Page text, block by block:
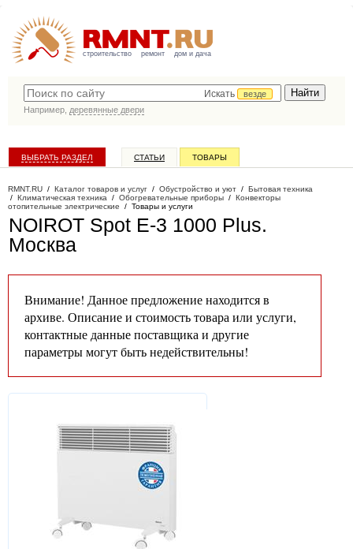
строительство ремонт дом и дача
Искать
везде
Например, деревянные двери
ВЫБРАТЬ РАЗДЕЛ СТАТЬИ ТОВАРЫ
RMNT.RU / Каталог товаров и услуг / Обустройство и уют / Бытовая техника
/ Климатическая техника / Обогревательные приборы / Конвекторы
отопительные электрические / Товары и услуги
NOIROT Spot E-3 1000 Plus.
Москва
Внимание! Данное предложение находится в
архиве. Описание и стоимость товара или услуги,
контактные данные поставщика и другие
параметры могут быть недействительны!